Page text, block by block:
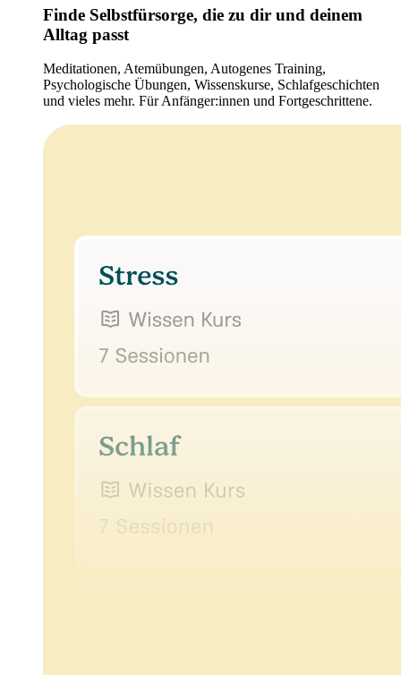
Finde Selbstfürsorge, die zu dir und deinem
Alltag passt
Meditationen, Atemübungen, Autogenes Training,
Psychologische Übungen, Wissenskurse, Schlafgeschichten
und vieles mehr. Für Anfänger:innen und Fortgeschrittene.